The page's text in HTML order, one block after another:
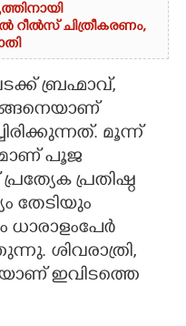
റീൽസ് ചിത്രീകരണം,
ബ്രഹ്മാവ്,
മൂന്ന്
പൂജ
പ്രതിഷ്ഠ
തേടിയും
ധാരാളംപേർ
ശിവരാത്രി,
ഇവിടത്തെ